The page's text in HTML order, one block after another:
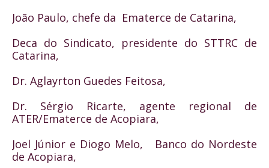
João Paulo, chefe da  Ematerce de Catarina,
Deca do Sindicato, presidente do STTRC de
Catarina,
Dr. Aglayrton Guedes Feitosa,
Dr. Sérgio Ricarte, agente regional de
ATER/Ematerce de Acopiara,
Joel Júnior e Diogo Melo,   Banco do Nordeste
de Acopiara,